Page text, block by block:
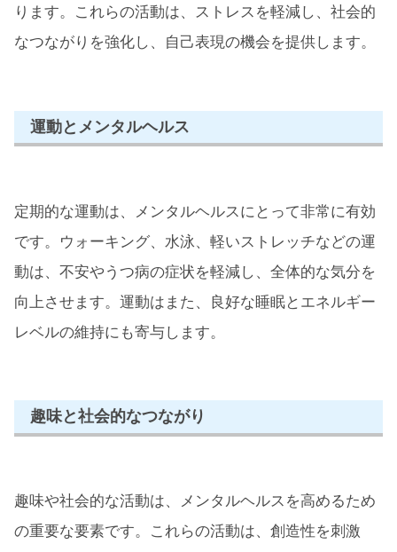
ります。これらの活動は、ストレスを軽減し、社会的
なつながりを強化し、自己表現の機会を提供します。
運動とメンタルヘルス
定期的な運動は、メンタルヘルスにとって非常に有効
です。ウォーキング、水泳、軽いストレッチなどの運
動は、不安やうつ病の症状を軽減し、全体的な気分を
向上させます。運動はまた、良好な睡眠とエネルギー
レベルの維持にも寄与します。
趣味と社会的なつながり
趣味や社会的な活動は、メンタルヘルスを高めるため
の重要な要素です。これらの活動は、創造性を刺激